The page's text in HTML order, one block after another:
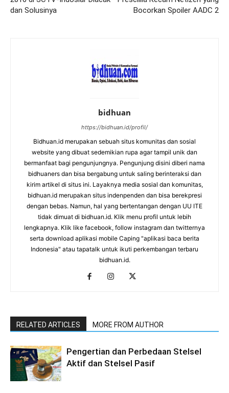
dan Solusinya
Bocorkan Spoiler AADC 2
bidhuan
https://bidhuan.id/profil/
Bidhuan.id merupakan sebuah situs komunitas dan sosial
website yang dibuat sedemikian rupa agar tampil unik dan
bermanfaat bagi pengunjungnya. Pengunjung disini diberi nama
bidhuaners dan bisa bergabung untuk saling berinteraksi dan
kirim artikel di situs ini. Layaknya media sosial dan komunitas,
bidhuan.id merupakan situs indenpenden dan bisa berekpresi
dengan bebas. Namun, hal yang bertentangan dengan UU ITE
tidak dimuat di bidhuan.id. Klik menu profil untuk lebih
lengkapnya. Klik like facebook, follow instagram dan twitternya
serta download aplikasi mobile Caping "aplikasi baca berita
Indonesia" atau tapatalk untuk ikuti perkembangan terbaru
bidhuan.id.
RELATED ARTICLES MORE FROM AUTHOR
Pengertian dan Perbedaan Stelsel
Aktif dan Stelsel Pasif